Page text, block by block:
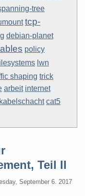
tree
tcp-
debian-planet
policy
lwn
shaping trick
arbeit internet
kabelschacht cat5
Teil II
September 6. 2017